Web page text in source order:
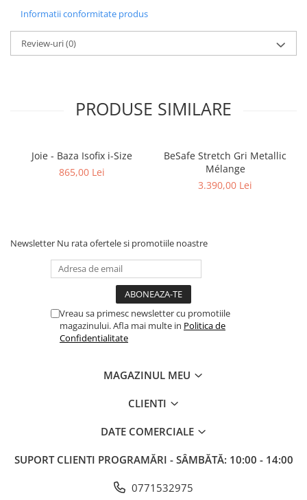
Informatii conformitate produs
Review-uri(0)
PRODUSE SIMILARE
Joie - Baza Isofix i-Size
865,00 Lei
BeSafe Stretch Gri Metallic
Mélange
3.390,00 Lei
Newsletter Nu rata ofertele si promotiile noastre
Vreau sa primesc newsletter cu promotiile
magazinului. Afla mai multe in Politica de
Confidentialitate
MAGAZINUL MEU
CLIENTI
DATE COMERCIALE
SUPORT CLIENTI PROGRAMĂRI - SÂMBĂTĂ: 10:00 - 14:00
0771532975